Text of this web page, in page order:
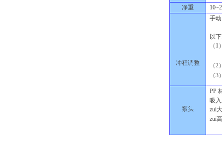
净重
冲程调整
手
以
（ 1
（2
（3
泵头
PP
吸
zui
zui